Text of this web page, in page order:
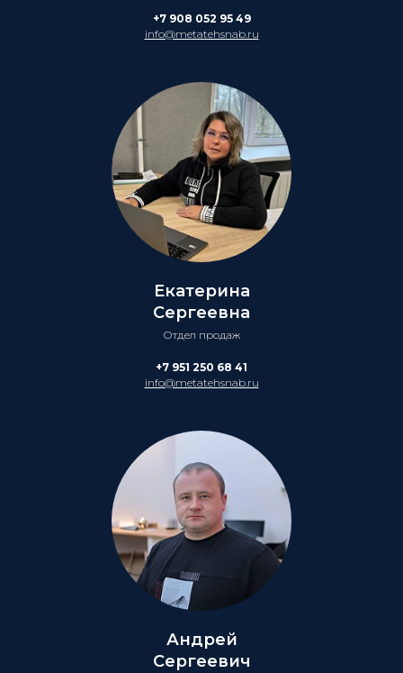
+7 908 052 95 49
info@metatehsnab.ru
Екатерина
Сергеевна
Отдел продаж
+7 951 250 68 41
info@metatehsnab.ru
Андрей
Сергеевич